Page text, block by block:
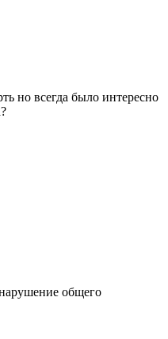
но всегда было интересно
общего